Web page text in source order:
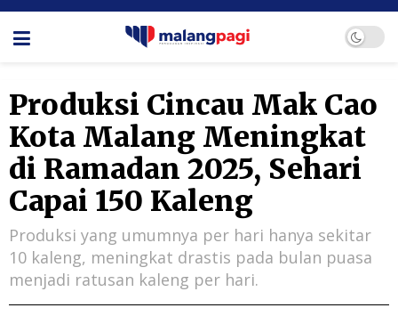
Produksi Cincau Mak Cao
Kota Malang Meningkat
di Ramadan 2025, Sehari
Capai 150 Kaleng
Produksi yang umumnya per hari hanya sekitar
10 kaleng, meningkat drastis pada bulan puasa
menjadi ratusan kaleng per hari.